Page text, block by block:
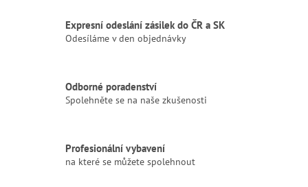
Expresní odeslání zásilek do ČR a SK
Odesíláme v den objednávky
Odborné poradenství
Spolehněte se na naše zkušenosti
Profesionální vybavení
na které se můžete spolehnout